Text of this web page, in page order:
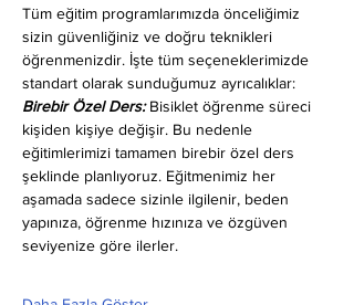
Tüm eğitim programlarımızda önceliğimiz
sizin güvenliğiniz ve doğru teknikleri
öğrenmenizdir. İşte tüm seçeneklerimizde
standart olarak sunduğumuz ayrıcalıklar:
Birebir Özel Ders: Bisiklet öğrenme süreci
kişiden kişiye değişir. Bu nedenle
eğitimlerimizi tamamen birebir özel ders
şeklinde planlıyoruz. Eğitmenimiz her
aşamada sadece sizinle ilgilenir, beden
yapınıza, öğrenme hızınıza ve özgüven
seviyenize göre ilerler.